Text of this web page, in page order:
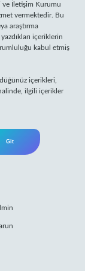
ve İletişim Kurumu
vermektedir. Bu
araştırma
içeriklerin
kabul etmiş
içerikleri,
ilgili içerikler